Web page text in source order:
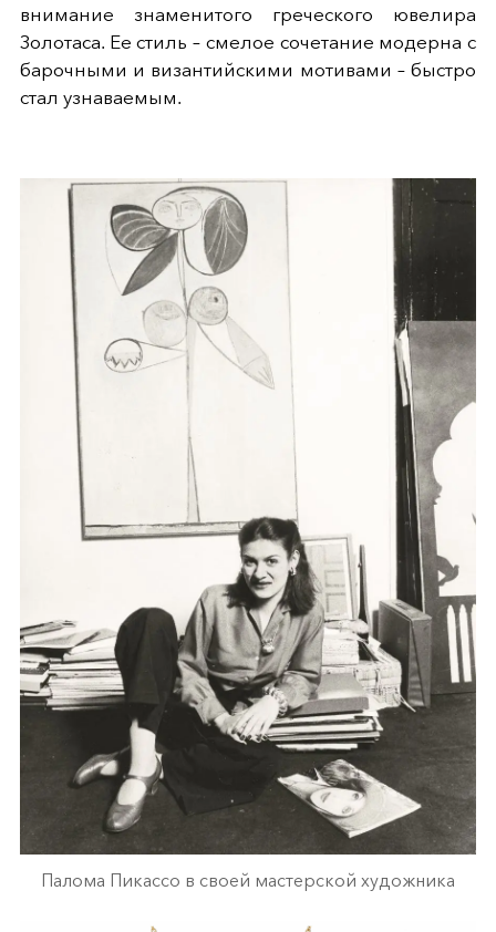
внимание знаменитого греческого ювелира
Золотаса. Ее стиль – смелое сочетание модерна с
барочными и византийскими мотивами – быстро
стал узнаваемым.
Палома Пикассо в своей мастерской художника